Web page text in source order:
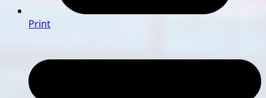
Print